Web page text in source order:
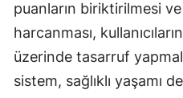
puanların biriktirilmesi
harcanması,
üzerinde tasarruf
sistem, sağlıklı yaşamı